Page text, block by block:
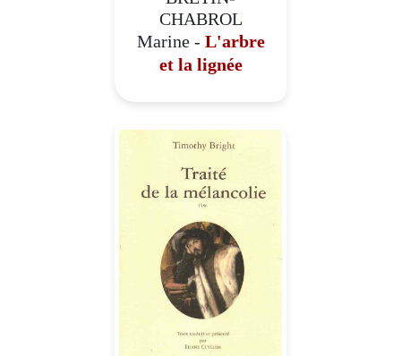
CHABROL
Marine - L'arbre
et la lignée